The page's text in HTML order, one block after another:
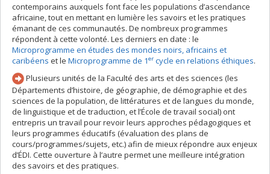
contemporains auxquels font face les populations d’ascendance
africaine, tout en mettant en lumière les savoirs et les pratiques
émanant de ces communautés. De nombreux programmes
répondent à cette volonté. Les derniers en date : le
Microprogramme en études des mondes noirs, africains et
caribéens et le Microprogramme de 1er cycle en relations éthiques.
Plusieurs unités de la Faculté des arts et des sciences (les
Départements d’histoire, de géographie, de démographie et des
sciences de la population, de littératures et de langues du monde,
de linguistique et de traduction, et l’École de travail social) ont
entrepris un travail pour revoir leurs approches pédagogiques et
leurs programmes éducatifs (évaluation des plans de
cours/programmes/sujets, etc.) afin de mieux répondre aux enjeux
d’ÉDI. Cette ouverture à l’autre permet une meilleure intégration
des savoirs et des pratiques.